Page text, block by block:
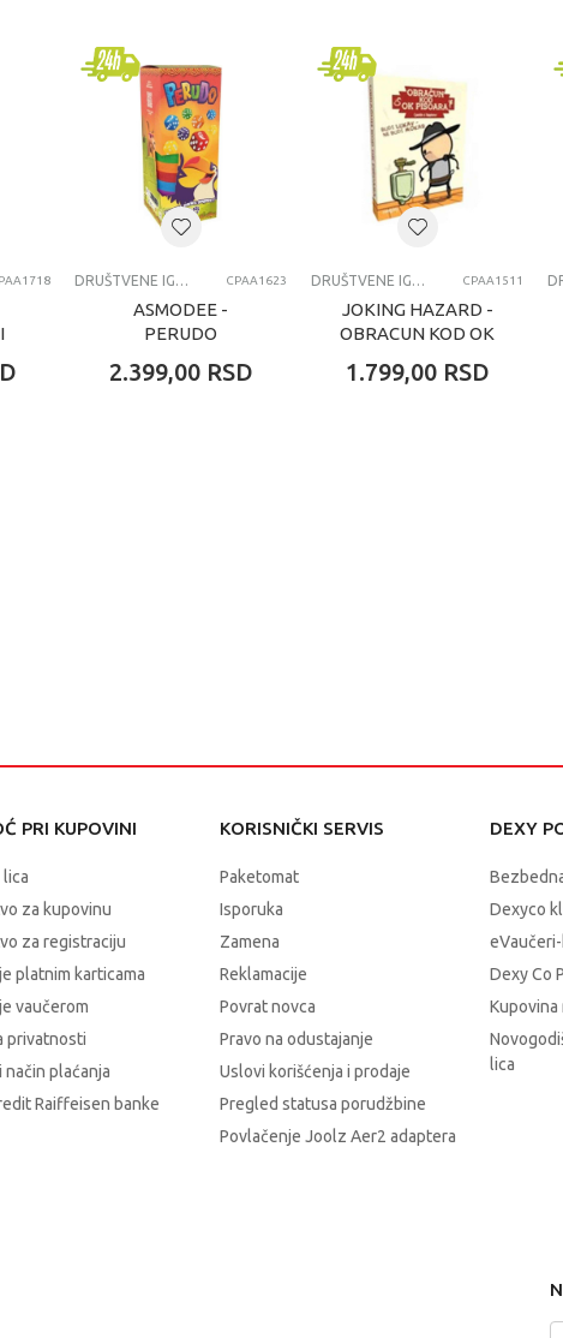
Winning moves
univerzalno
8+ godina
DRUŠTVENE IGRE
DRUŠTVENE IGRE CPAA1623
ASMODEE -
PERUDO
2.399,00 RSD
DRUŠTVENE IGRE CPAA1511
JOKING HAZARD -
OBRACUN KOD OK
1.799,00 RSD
PRI KUPOVINI
lica
za kupovinu
za registraciju
platnim karticama
vaučerom
privatnosti
način plaćanja
Raiffeisen banke
KORISNIČKI SERVIS
Paketomat
Isporuka
Zamena
Reklamacije
Povrat novca
Pravo na odustajanje
Uslovi korišćenja i prodaje
Pregled statusa porudžbine
Povlačenje Joolz Aer2 adaptera
DEXY
Dexyco
Dexy Co
Kupovina
lica